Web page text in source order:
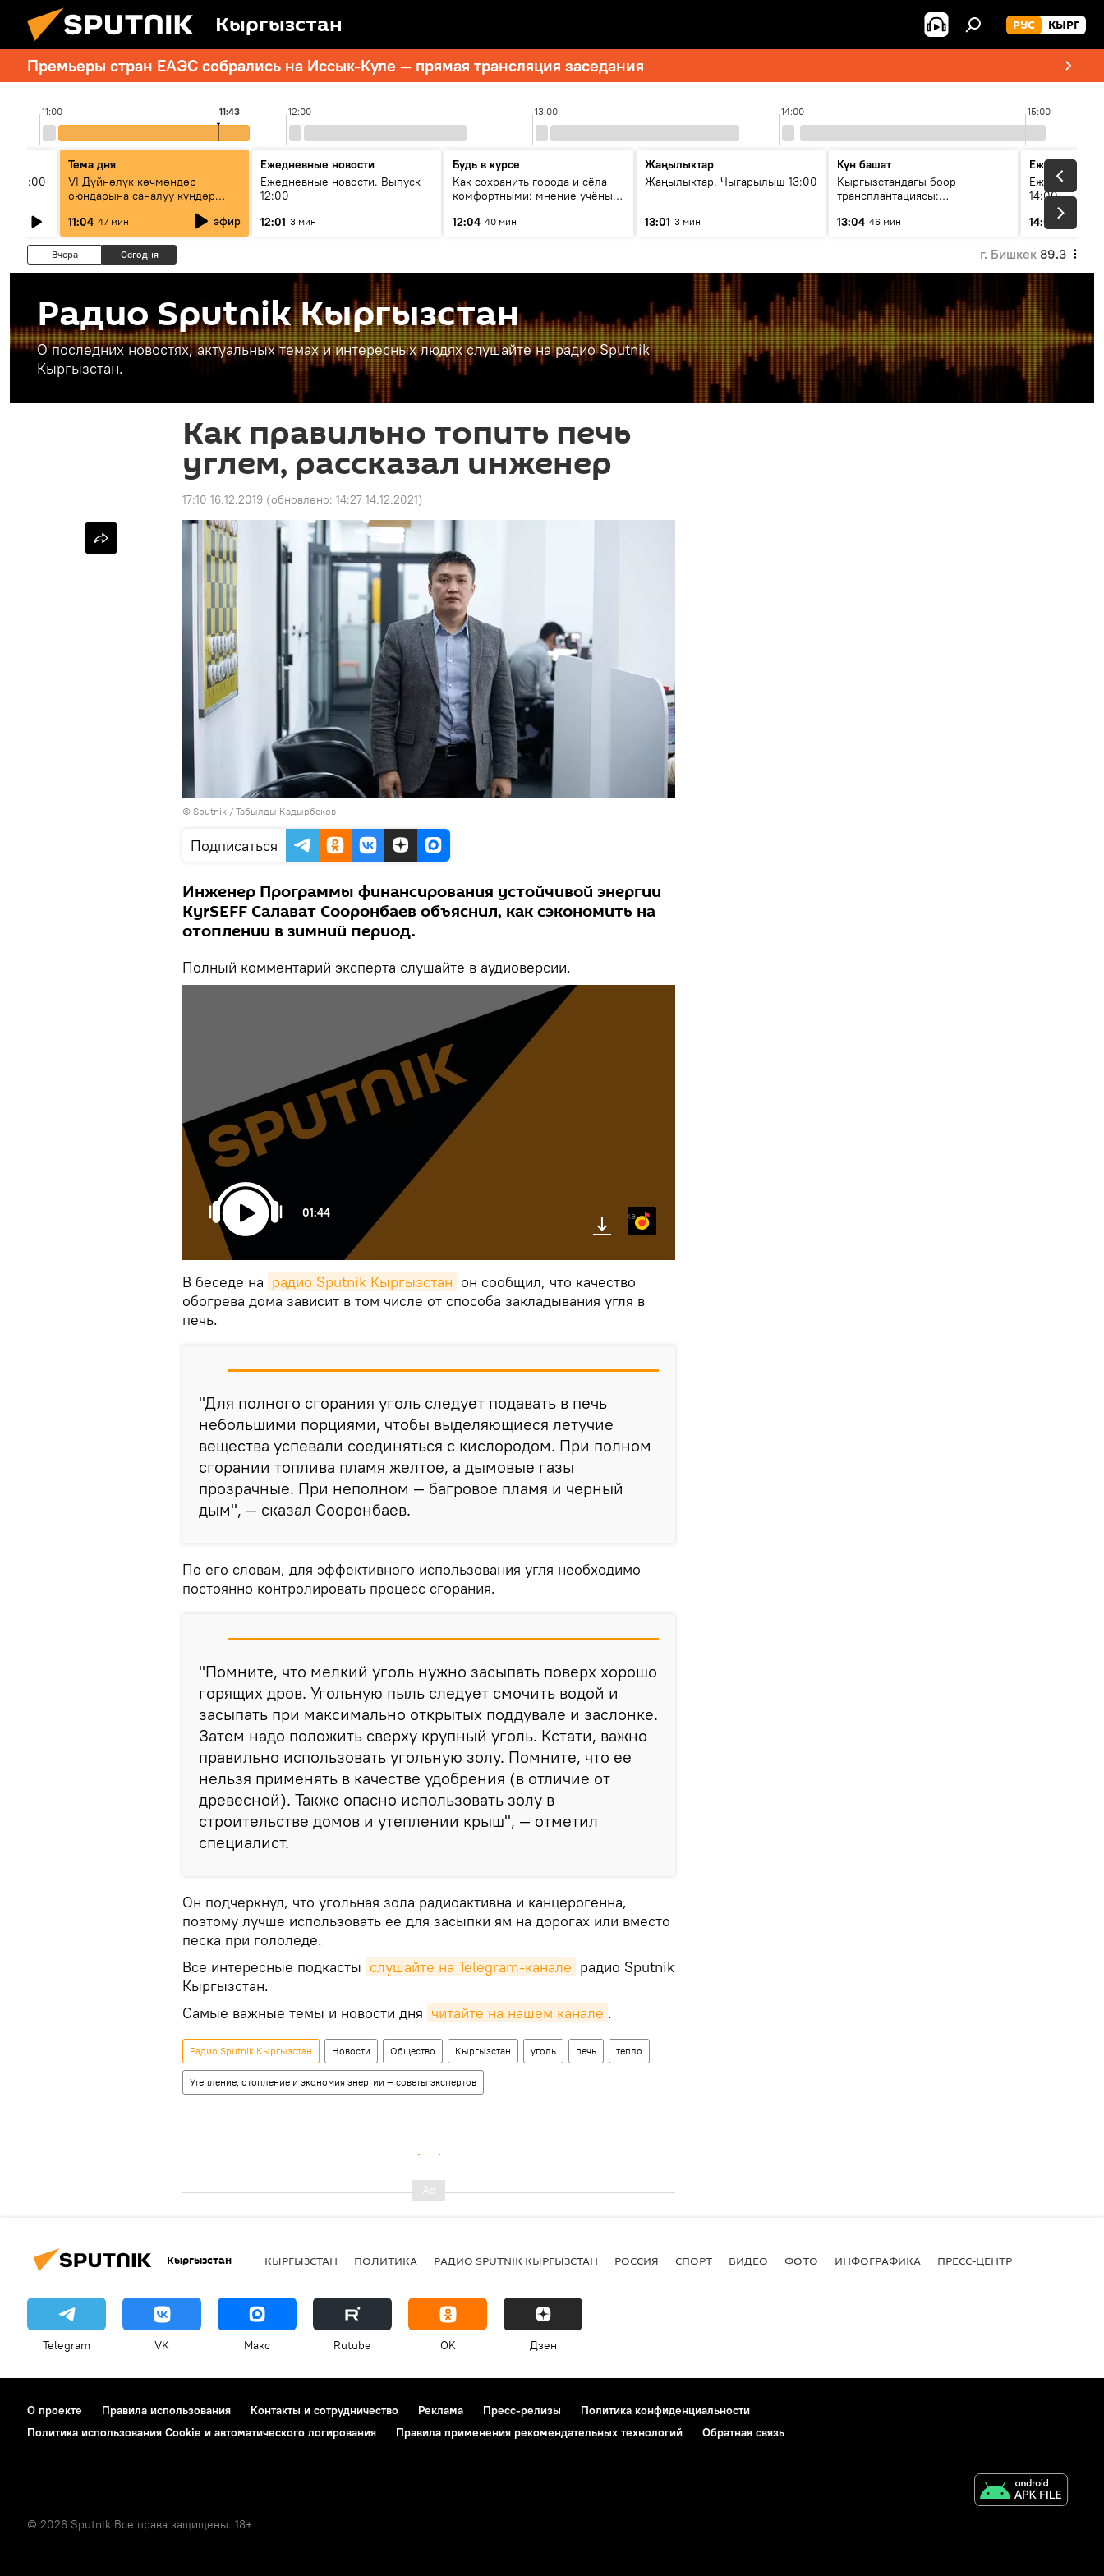
Кыргызстан РУС КЫРГ
Премьеры стран ЕАЭС собрались на Иссык-Куле — прямая трансляция заседания
11:00 12:00 13:00 14:00 15:00
11:43
11:00
Тема дня
VI Дүйнөлүк көчмөндөр
оюндарына саналуу күндөр
калды: даярдык иштери кайсы
этапка жетти?
11:04 47 мин эфир
Ежедневные новости
Ежедневные новости. Выпуск
12:00
12:01 3 мин
Будь в курсе
Как сохранить города и сёла
комфортными: мнение учёных
12:04 40 мин
Жаңылыктар
Жаңылыктар. Чыгарылыш 13:00
13:01 3 мин
Күн башат
Кыргызстандагы боор
трансплантациясы:
келечеги
13:04 46 мин
Ежедневные
Ежедневные
14:00
14:01
3 мин
Вчера Сегодня г. Бишкек 89.3
Радио Sputnik Кыргызстан
О последних новостях, актуальных темах и интересных людях слушайте на радио Sputnik
Кыргызстан.
Как правильно топить печь
углем, рассказал инженер
17:10 16.12.2019 (обновлено: 14:27 14.12.2021)
© Sputnik / Табылды Кадырбеков
Подписаться
Инженер Программы финансирования устойчивой энергии
KyrSEFF Салават Сооронбаев объяснил, как сэкономить на
отоплении в зимний период.
Полный комментарий эксперта слушайте в аудиоверсии.
01:44 Яндекс.Музыка
В беседе на радио Sputnik Кыргызстан он сообщил, что качество
обогрева дома зависит в том числе от способа закладывания угля в
печь.
"Для полного сгорания уголь следует подавать в печь
небольшими порциями, чтобы выделяющиеся летучие
вещества успевали соединяться с кислородом. При полном
сгорании топлива пламя желтое, а дымовые газы
прозрачные. При неполном — багровое пламя и черный
дым", — сказал Сооронбаев.
По его словам, для эффективного использования угля необходимо
постоянно контролировать процесс сгорания.
"Помните, что мелкий уголь нужно засыпать поверх хорошо
горящих дров. Угольную пыль следует смочить водой и
засыпать при максимально открытых поддувале и заслонке.
Затем надо положить сверху крупный уголь. Кстати, важно
правильно использовать угольную золу. Помните, что ее
нельзя применять в качестве удобрения (в отличие от
древесной). Также опасно использовать золу в
строительстве домов и утеплении крыш", — отметил
специалист.
Он подчеркнул, что угольная зола радиоактивна и канцерогенна,
поэтому лучше использовать ее для засыпки ям на дорогах или вместо
песка при гололеде.
Все интересные подкасты слушайте на Telegram-канале радио Sputnik
Кыргызстан.
Самые важные темы и новости дня читайте на нашем канале .
Радио Sputnik Кыргызстан Новости Общество Кыргызстан уголь печь тепло
Утепление, отопление и экономия энергии — советы экспертов
Кыргызстан КЫРГЫЗСТАН ПОЛИТИКА РАДИО SPUTNIK КЫРГЫЗСТАН РОССИЯ СПОРТ ВИДЕО ФОТО ИНФОГРАФИКА ПРЕСС-ЦЕНТР
Telegram VK Макс Rutube OK Дзен
О проекте Правила использования Контакты и сотрудничество Реклама Пресс-релизы
Политика конфиденциальности
Политика использования Cookie и автоматического логирования
Правила применения рекомендательных технологий Обратная связь
© 2026 Sputnik Все права защищены. 18+